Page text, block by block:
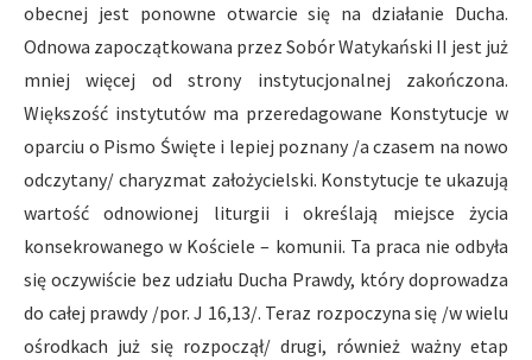
obecnej jest ponowne otwarcie się na działanie Ducha.
Odnowa zapoczątkowana przez Sobór Watykański II jest już
mniej więcej od strony instytucjonalnej zakończona.
Większość instytutów ma przeredagowane Konstytucje w
oparciu o Pismo Święte i lepiej poznany /a czasem na nowo
odczytany/ charyzmat założycielski. Konstytucje te ukazują
wartość odnowionej liturgii i określają miejsce życia
konsekrowanego w Kościele – komunii. Ta praca nie odbyła
się oczywiście bez udziału Ducha Prawdy, który doprowadza
do całej prawdy /por. J 16,13/. Teraz rozpoczyna się /w wielu
ośrodkach już się rozpoczął/ drugi, również ważny etap